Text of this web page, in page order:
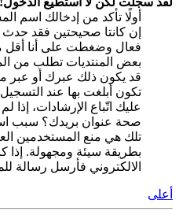
أولًا تأكد من إدخالك اسم
بعض المنتديات تطلب من
قد يكون ذلك عبرك أو عبر
تكون أبلغت بها عند
عليك اتّباع الإرشادات، إذا
صحة عنوان بريدك؟ سبب
تلك هي منع المستخدمين
بطريقة سيئة ومجهولة.
الالكتروني فأرسل رسالة
أعلى